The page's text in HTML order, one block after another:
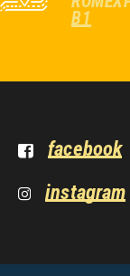
B1
facebook
instagram